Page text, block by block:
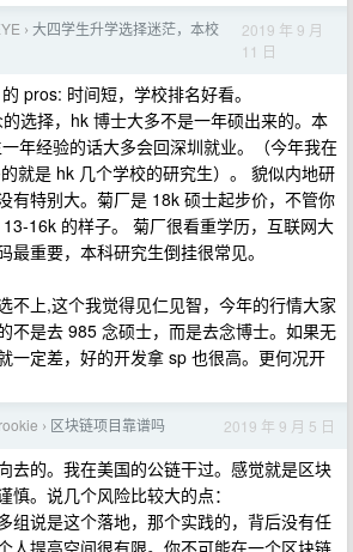
› 大四学生升学选择迷茫，本校
2019 年 9 月
11 日
pros: 时间短，学校排名好看。
选择，hk 博士大多不是一年硕出来的。本
年经验的话大多会回深圳就业。（今年我在
就是 hk 几个学校的研究生）。 貌似内地研
有特别大。菊厂是 18k 硕士起步价，不管你
16k 的样子。 菊厂很看重学历，互联网大
最重要，本科研究生倒挂很常见。
不上,这个我觉得见仁见智，今年的行情大家
不是去 985 念硕士，而是去念博士。如果无
一定差，好的开发拿 sp 也很高。更何况开
› 区块链项目靠谱吗 2019 年 9 月 5 日
去的。我在美国的公链干过。感觉就是区块
慎。说几个风险比较大的点：
组说是这个落地，那个实践的，背后没有任
人提高空间很有限。你不可能在一个区块链